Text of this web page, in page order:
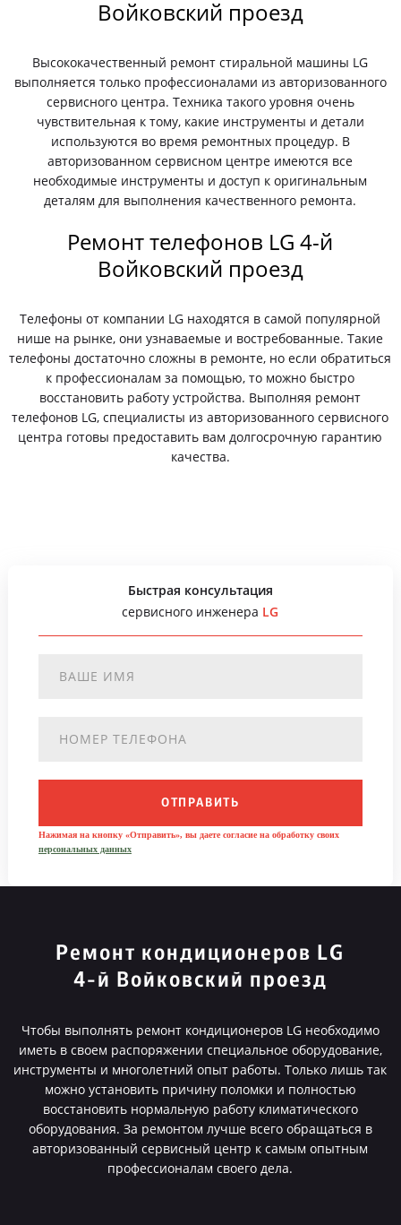
Войковский проезд
Высококачественный ремонт стиральной машины LG
выполняется только профессионалами из авторизованного
сервисного центра. Техника такого уровня очень
чувствительная к тому, какие инструменты и детали
используются во время ремонтных процедур. В
авторизованном сервисном центре имеются все
необходимые инструменты и доступ к оригинальным
деталям для выполнения качественного ремонта.
Ремонт телефонов LG 4-й
Войковский проезд
Телефоны от компании LG находятся в самой популярной
нише на рынке, они узнаваемые и востребованные. Такие
телефоны достаточно сложны в ремонте, но если обратиться
к профессионалам за помощью, то можно быстро
восстановить работу устройства. Выполняя ремонт
телефонов LG, специалисты из авторизованного сервисного
центра готовы предоставить вам долгосрочную гарантию
качества.
Быстрая консультация
сервисного инженера LG
ОТПРАВИТЬ
Нажимая на кнопку «Отправить», вы даете согласие на обработку своих
персональных данных
Ремонт кондиционеров LG
4-й Войковский проезд
Чтобы выполнять ремонт кондиционеров LG необходимо
иметь в своем распоряжении специальное оборудование,
инструменты и многолетний опыт работы. Только лишь так
можно установить причину поломки и полностью
восстановить нормальную работу климатического
оборудования. За ремонтом лучше всего обращаться в
авторизованный сервисный центр к самым опытным
профессионалам своего дела.